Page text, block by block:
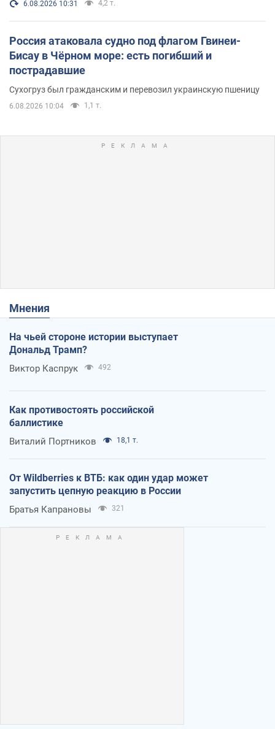
6.08.2026 10:31 4,2 т.
Россия атаковала судно под флагом Гвинеи-
Бисау в Чёрном море: есть погибший и
пострадавшие
Сухогруз был гражданским и перевозил украинскую пшеницу
6.08.2026 10:04 1,1 т.
Мнения
На чьей стороне истории выступает
Дональд Трамп?
Виктор Каспрук 492
Как противостоять российской
баллистике
Виталий Портников 18,1 т.
От Wildberries к ВТБ: как один удар может
запустить цепную реакцию в России
Братья Капрановы 321